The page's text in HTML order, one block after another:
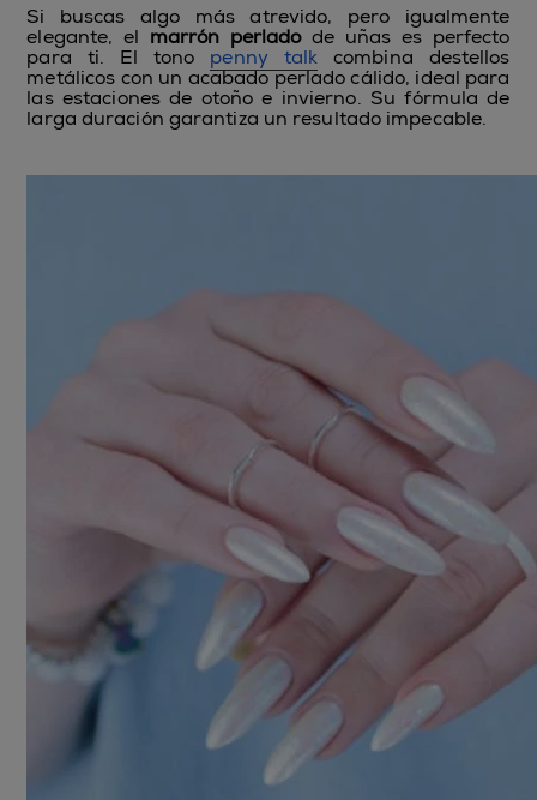
Si buscas algo más atrevido, pero igualmente
elegante, el marrón perladode uñas es perfecto
para ti. El tono penny talk combina destellos
metálicos con un acabado perlado cálido, ideal para
las estaciones de otoño e invierno. Su fórmula de
larga duración garantiza un resultado impecable.